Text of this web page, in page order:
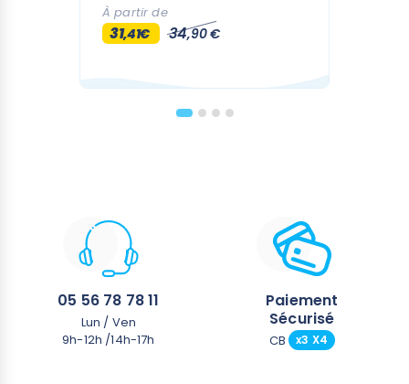
À partir de
31,41€ 34,90 €
05 56 78 78 11
Lun / Ven
9h-12h /14h-17h
Paiement
Sécurisé
CB x3 X4